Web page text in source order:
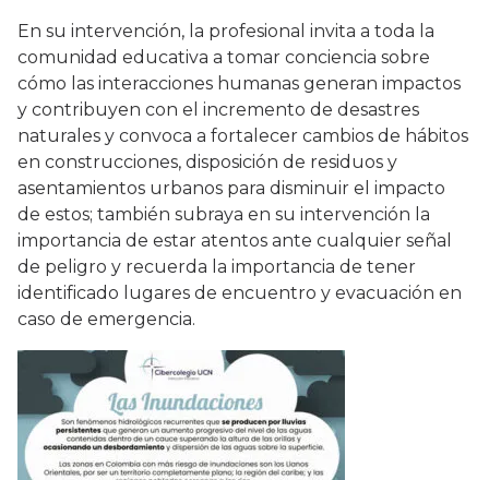
En su intervención, la profesional invita a toda la
comunidad educativa a tomar conciencia sobre
cómo las interacciones humanas generan impactos
y contribuyen con el incremento de desastres
naturales y convoca a fortalecer cambios de hábitos
en construcciones, disposición de residuos y
asentamientos urbanos para disminuir el impacto
de estos; también subraya en su intervención la
importancia de estar atentos ante cualquier señal
de peligro y recuerda la importancia de tener
identificado lugares de encuentro y evacuación en
caso de emergencia.